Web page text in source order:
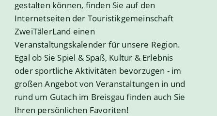
gestalten können, finden Sie auf den
Internetseiten der Touristikgemeinschaft
ZweiTälerLand einen
Veranstaltungskalender für unsere Region.
Egal ob Sie Spiel & Spaß, Kultur & Erlebnis
oder sportliche Aktivitäten bevorzugen - im
großen Angebot von Veranstaltungen in und
rund um Gutach im Breisgau finden auch Sie
Ihren persönlichen Favoriten!